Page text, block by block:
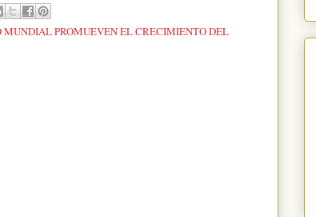
MUNDIAL PROMUEVEN EL CRECIMIENTO DEL